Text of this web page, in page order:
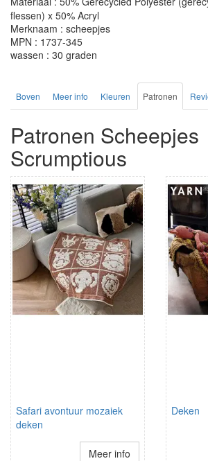
flessen) x 50% Acryl
Merknaam : scheepjes
MPN : 1737-345
wassen : 30 graden
Boven Meer info Kleuren Patronen
Patronen Scheepjes
Scrumptious
Safari avontuur mozaiek
deken
Meer info
Deken